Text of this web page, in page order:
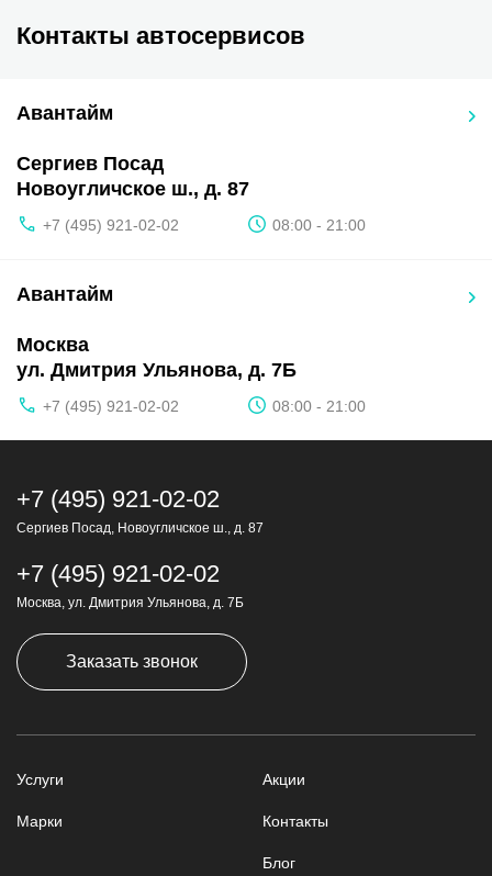
Контакты автосервисов
Авантайм
Сергиев Посад
Новоугличское ш., д. 87
+7 (495) 921-02-02 08:00 - 21:00
Авантайм
Москва
ул. Дмитрия Ульянова, д. 7Б
+7 (495) 921-02-02 08:00 - 21:00
Услуги
Марки
Акции
Контакты
Блог
+7 (495) 921-02-02
Сергиев Посад, Новоугличское ш., д. 87
+7 (495) 921-02-02
Москва, ул. Дмитрия Ульянова, д. 7Б
Заказать звонок